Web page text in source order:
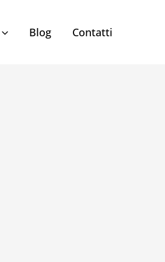
Blog Contatti